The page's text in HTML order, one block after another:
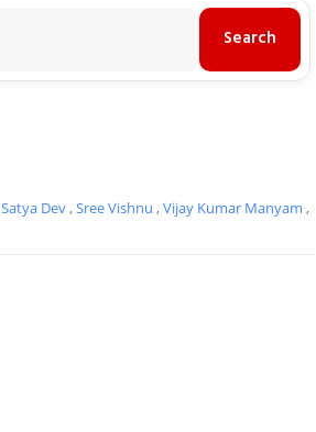
Satya Dev,Sree Vishnu ,Vijay Kumar Manyam ,